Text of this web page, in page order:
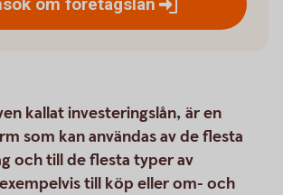
kallat investeringslån, är en
som kan användas av de flesta
och till de flesta typer av
till köp eller om- och